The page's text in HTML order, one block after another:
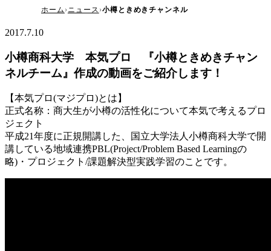
小樽ときめきチャンネル
ホーム ニュース 小樽ときめきチャンネル
2017.7.10
小樽商科大学 本気プロ 『小樽ときめきチャン
ネルチーム』作成の動画をご紹介します！
【本気プロ(マジプロ)とは】
正式名称：商大生が小樽の活性化について本気で考えるプロ
ジェクト
平成21年度に正規開講した、国立大学法人小樽商科大学で開
講している地域連携PBL(Project/Problem Based Learningの
略)・プロジェクト/課題解決型実践学習のことです。